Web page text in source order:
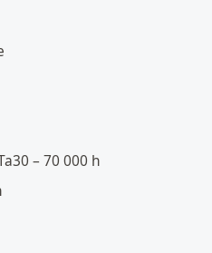
– 70 000 h